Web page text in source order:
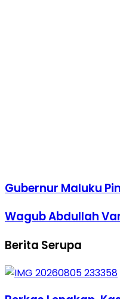
Gubernur Maluku
Wagub Abdullah
Berita Serupa